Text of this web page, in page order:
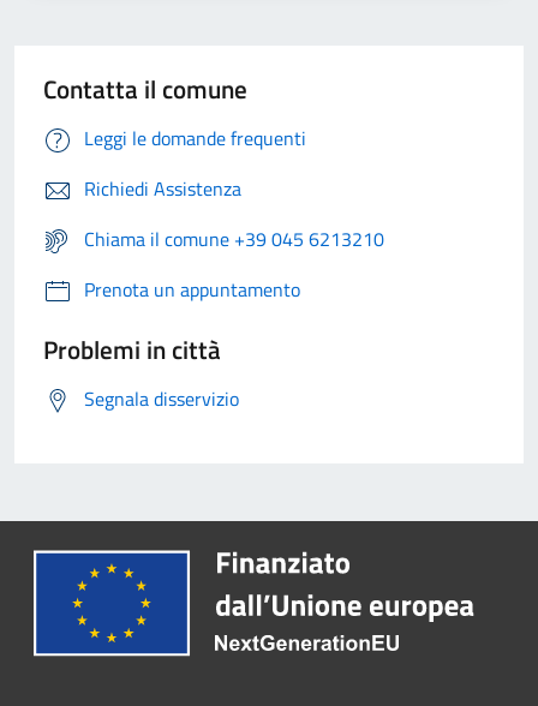
Contatta il comune
Leggi le domande frequenti
Richiedi Assistenza
Chiama il comune +39 045 6213210
Prenota un appuntamento
Problemi in città
Segnala disservizio